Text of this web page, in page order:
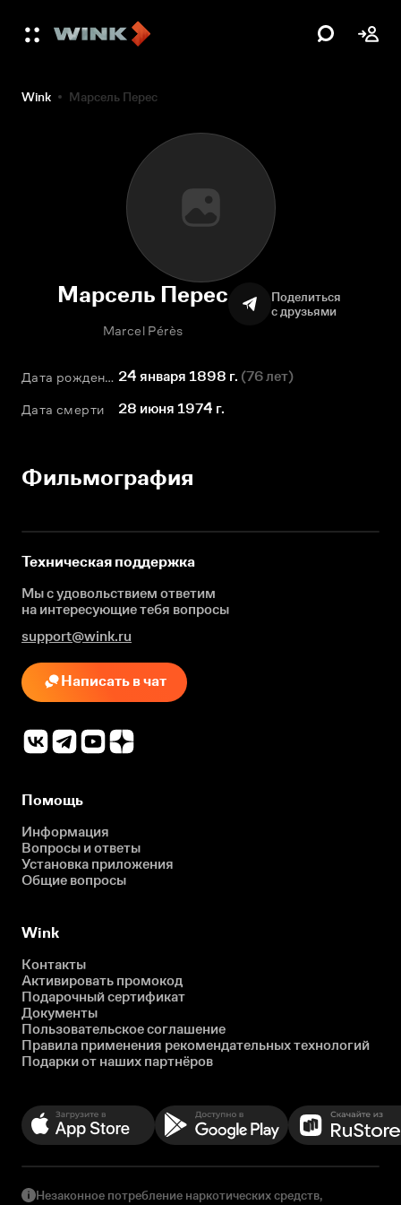
Wink Марсель Перес
Марсель Перес
Marcel Pérès
Поделиться
с друзьями
Дата рождения 24 января 1898 г. (76 лет)
Дата смерти 28 июня 1974 г.
Фильмография
Техническая поддержка
Мы с удовольствием ответим
на интересующиетебя вопросы
support@wink.ru
Написать в чат
Помощь
Информация
Вопросы и ответы
Установка приложения
Общие вопросы
Wink
Контакты
Активировать промокод
Подарочный сертификат
Документы
Пользовательское соглашение
Правила применения рекомендательных технологий
Подарки от наших партнёров
Незаконное потребление наркотических средств,